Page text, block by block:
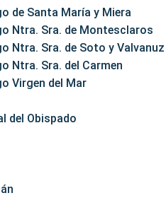
de Santa María y Miera
Ntra. Sra. de Montesclaros
Ntra. Sra. de Soto y Valvanuz
Ntra. Sra. del Carmen
Virgen del Mar
del Obispado